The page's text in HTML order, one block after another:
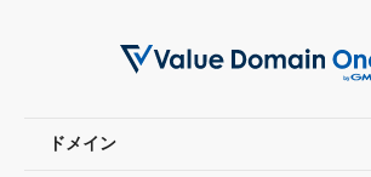
ドメイン